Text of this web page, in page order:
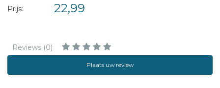
Prijs: 22,99
Reviews (0)
Plaats uw review